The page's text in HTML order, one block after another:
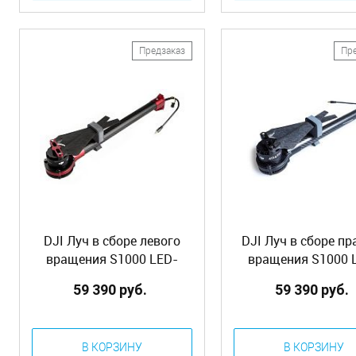
Предзаказ
DJI Луч в сборе левого
вращения S1000 LED-
Complete Arm [CCW-RED])
59 390 руб.
В КОРЗИНУ
DJI Луч в сборе
вращения S1000
Complete Arm [CW-
59 390 руб.
В КОРЗИНУ